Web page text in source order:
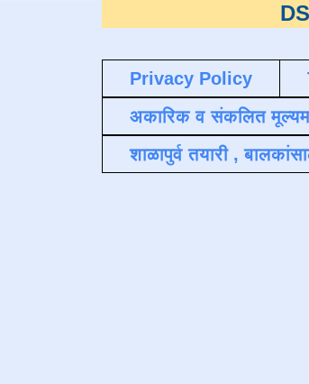
DS
Privacy Policy
अकारिक व संकलित
शाळापुर्व तयारी ,